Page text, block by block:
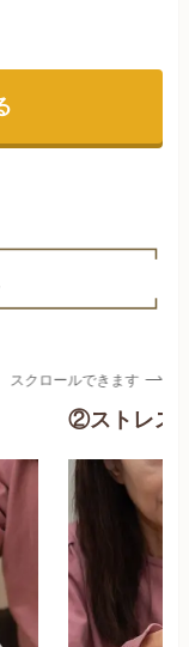
スクロールできます
②ストレス